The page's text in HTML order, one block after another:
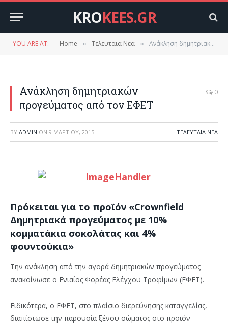
KROKEES.GR
YOU ARE AT: Home » Τελευταια Νεα » Ανάκληση δημητριακών προγεύματος από τον ΕΦΕΤ
Ανάκληση δημητριακών
προγεύματος από τον ΕΦΕΤ
0
BY ADMIN ON 9 ΜΑΡΤΊΟΥ, 2015 ΤΕΛΕΥΤΑΙΑ ΝΕΑ
Πρόκειται για το προϊόν «Crownfield
Δημητριακά προγεύματος με 10%
κομματάκια σοκολάτας και 4%
φουντούκια»
Την ανάκληση από την αγορά δημητριακών προγεύματος
ανακοίνωσε ο Ενιαίος Φορέας Ελέγχου Τροφίμων (ΕΦΕΤ).
Ειδικότερα, ο ΕΦΕΤ, στο πλαίσιο διερεύνησης καταγγελίας,
διαπίστωσε την παρουσία ξένου σώματος στο προϊόν